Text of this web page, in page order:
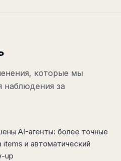
которые мы
наблюдения за
AI-агенты: более точные
items и автоматический
up